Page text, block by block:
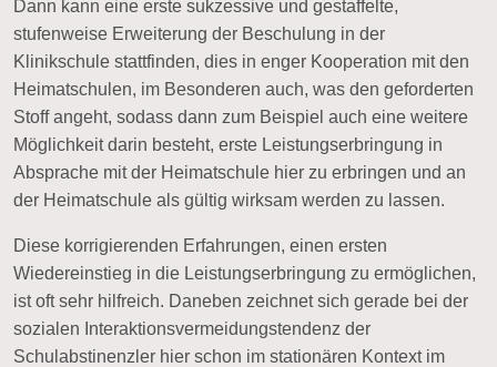
Dann kann eine erste sukzessive und gestaffelte,
stufenweise Erweiterung der Beschulung in der
Klinikschule stattfinden, dies in enger Kooperation mit den
Heimatschulen, im Besonderen auch, was den geforderten
Stoff angeht, sodass dann zum Beispiel auch eine weitere
Möglichkeit darin besteht, erste Leistungserbringung in
Absprache mit der Heimatschule hier zu erbringen und an
der Heimatschule als gültig wirksam werden zu lassen.
Diese korrigierenden Erfahrungen, einen ersten
Wiedereinstieg in die Leistungserbringung zu ermöglichen,
ist oft sehr hilfreich. Daneben zeichnet sich gerade bei der
sozialen Interaktionsvermeidungstendenz der
Schulabstinenzler hier schon im stationären Kontext im